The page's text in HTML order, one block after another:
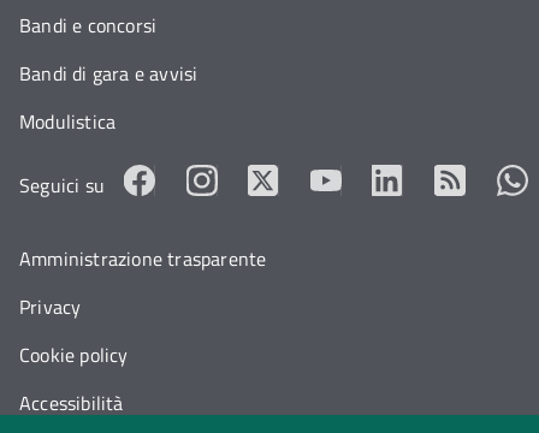
Bandi e concorsi
Bandi di gara e avvisi
Modulistica
Seguici su
Amministrazione trasparente
Privacy
Cookie policy
Accessibilità